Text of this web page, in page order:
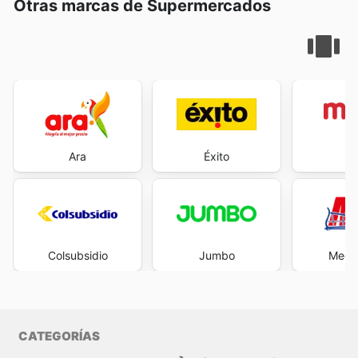
Otras marcas de Supermercados
Ara
Colsubsidio
Éxito
Jumbo
CATEGORÍAS